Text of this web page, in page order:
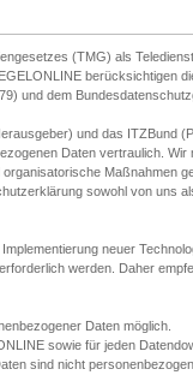
(TMG) als
berücksichtigen
und dem
und das ITZBund
Daten vertraulich.
Maßnahmen
sowohl von uns
neuer
werden. Daher
Daten möglich.
sowie für jeden
sind nicht